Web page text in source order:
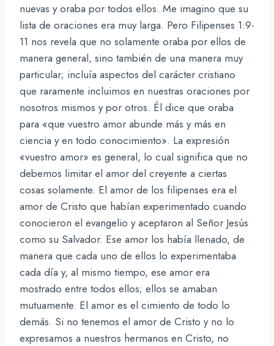
nuevas y oraba por todos ellos. Me imagino que su
lista de oraciones era muy larga. Pero Filipenses 1:9-
11 nos revela que no solamente oraba por ellos de
manera general, sino también de una manera muy
particular; incluía aspectos del carácter cristiano
que raramente incluimos en nuestras oraciones por
nosotros mismos y por otros. Él dice que oraba
para «que vuestro amor abunde más y más en
ciencia y en todo conocimiento». La expresión
«vuestro amor» es general, lo cual significa que no
debemos limitar el amor del creyente a ciertas
cosas solamente. El amor de los filipenses era el
amor de Cristo que habían experimentado cuando
conocieron el evangelio y aceptaron al Señor Jesús
como su Salvador. Ese amor los había llenado, de
manera que cada uno de ellos lo experimentaba
cada día y, al mismo tiempo, ese amor era
mostrado entre todos ellos; ellos se amaban
mutuamente. El amor es el cimiento de todo lo
demás. Si no tenemos el amor de Cristo y no lo
expresamos a nuestros hermanos en Cristo, no